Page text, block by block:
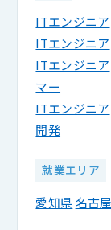
ITエンジニア
ITエンジニア
ITエンジニア
マー
ITエンジニア
開発
就業エリア
愛知県 名古